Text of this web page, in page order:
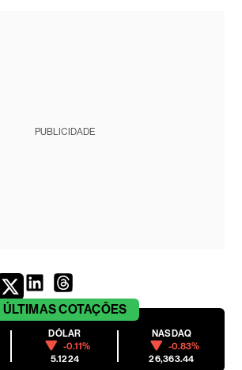
PUBLICIDADE
ÚLTIMASCOTAÇÕES
DÓLAR
-0.11%
5.1224
NASDAQ
-0.83%
26,363.44